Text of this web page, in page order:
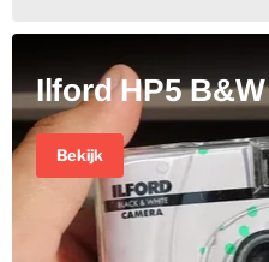
Ilford HP5
Bekijk